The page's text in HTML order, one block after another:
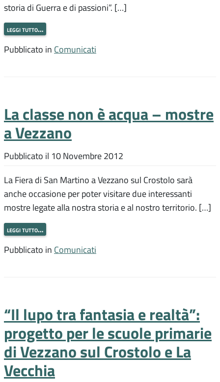
storia di Guerra e di passioni”. […]
leggi tutto…
Pubblicato in Comunicati
La classe non è acqua – mostre
a Vezzano
Pubblicato il 10 Novembre 2012
La Fiera di San Martino a Vezzano sul Crostolo sarà
anche occasione per poter visitare due interessanti
mostre legate alla nostra storia e al nostro territorio. […]
leggi tutto…
Pubblicato in Comunicati
“Il lupo tra fantasia e realtà”:
progetto per le scuole primarie
di Vezzano sul Crostolo e La
Vecchia